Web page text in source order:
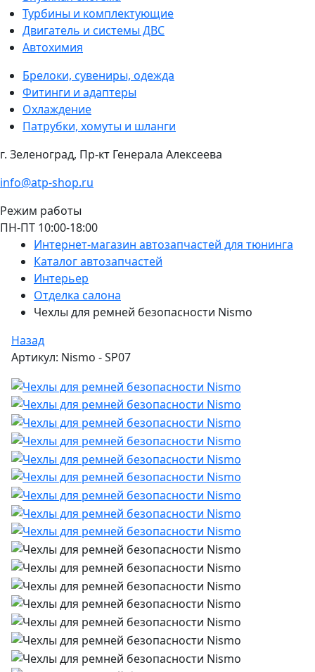
Турбины и комплектующие
Двигатель и системы ДВС
Автохимия
Брелоки, сувениры, одежда
Фитинги и адаптеры
Охлаждение
Патрубки, хомуты и шланги
г. Зеленоград, Пр-кт Генерала Алексеева
info@atp-shop.ru
Режим работы
ПН-ПТ 10:00-18:00
Интернет-магазин автозапчастей для тюнинга
Каталог автозапчастей
Интерьер
Отделка салона
Чехлы для ремней безопасности Nismo
Назад
Артикул: Nismo - SP07